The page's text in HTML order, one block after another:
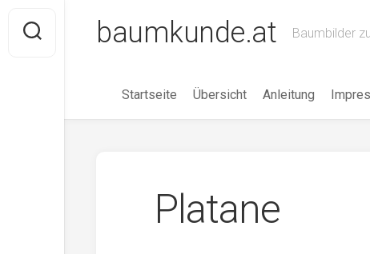
content
baumkunde.at Baumbilder
Startseite Übersicht Anleitung
Platane